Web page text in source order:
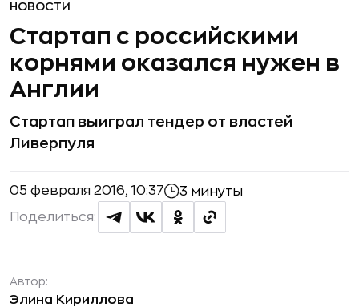
НОВОСТИ
Стартап с российскими
корнями оказался нужен в
Англии
Стартап выиграл тендер от властей
Ливерпуля
05 февраля 2016, 10:37 3 минуты
Поделиться:
Автор:
Элина Кириллова